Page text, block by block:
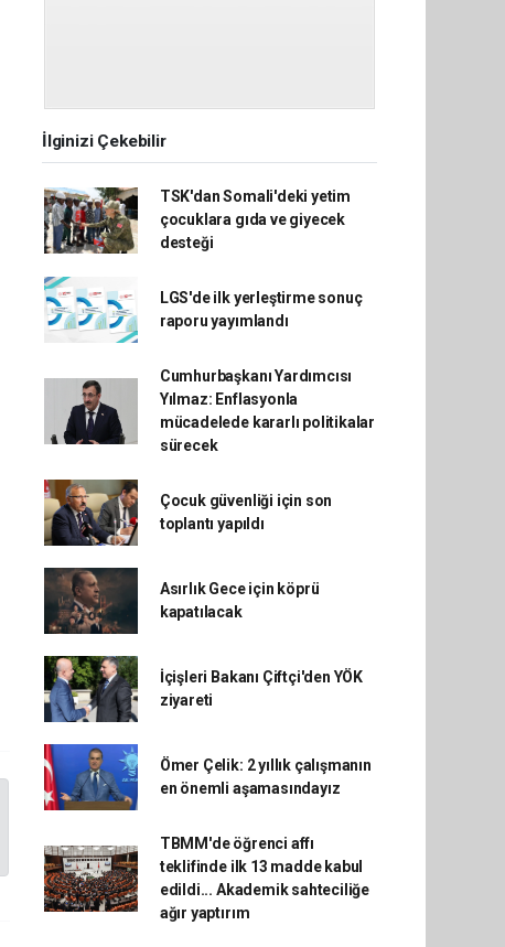
İlginizi Çekebilir
TSK'dan Somali'deki yetim
çocuklara gıda ve giyecek
desteği
LGS'de ilk yerleştirme sonuç
raporu yayımlandı
Cumhurbaşkanı Yardımcısı
Yılmaz: Enflasyonla
mücadelede kararlı politikalar
sürecek
Çocuk güvenliği için son
toplantı yapıldı
Asırlık Gece için köprü
kapatılacak
İçişleri Bakanı Çiftçi'den YÖK
ziyareti
Ömer Çelik: 2 yıllık çalışmanın
en önemli aşamasındayız
TBMM'de öğrenci affı
teklifinde ilk 13 madde kabul
edildi... Akademik sahteciliğe
ağır yaptırım